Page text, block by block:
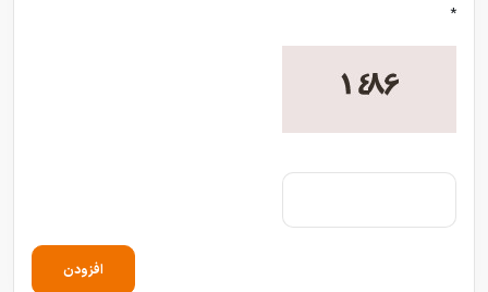
*
افزودن